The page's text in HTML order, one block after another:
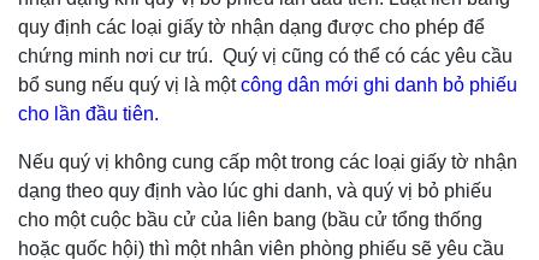
quy định các loại giấy tờ nhận dạng được cho phép để
chứng minh nơi cư trú. Quý vị cũng có thể có các yêu cầu
bổ sung nếu quý vị là mộtcông dân mới ghi danh bỏ phiếu
cho lần đầu tiên.
Nếu quý vị không cung cấp một trong các loại giấy tờ nhận
dạng theo quy định vào lúc ghi danh, và quý vị bỏ phiếu
cho một cuộc bầu cử của liên bang (bầu cử tổng thống
hoặc quốc hội) thì một nhân viên phòng phiếu sẽ yêu cầu